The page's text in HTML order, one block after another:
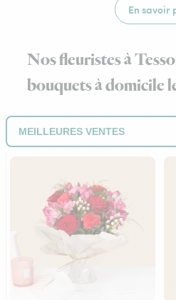
En savoir
Nos fleuristes à
bouquets à domicile